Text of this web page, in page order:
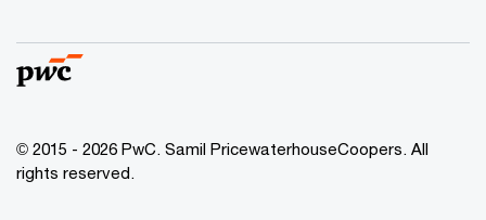
© 2015 - 2026 PwC. Samil PricewaterhouseCoopers. All
rights reserved.